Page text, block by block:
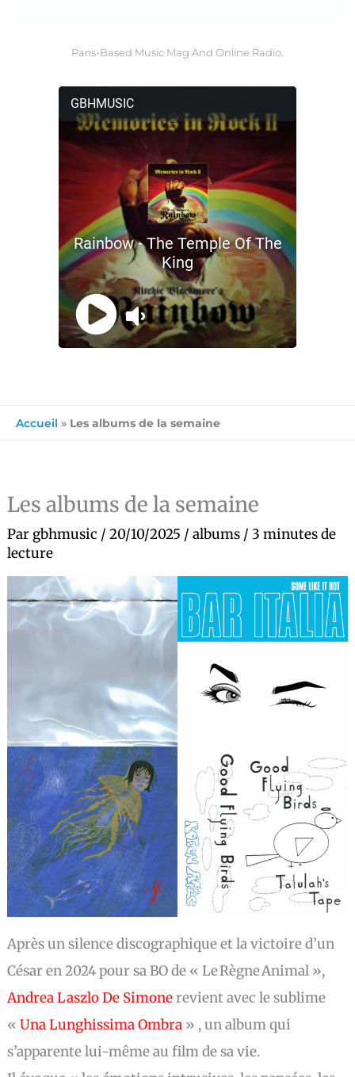
Paris-Based Music Mag And Online Radio.
Accueil » Les albums de la semaine
Les albums de la semaine
Par gbhmusic /20/10/2025 /albums /3 minutes de
lecture
Après un silence discographique et la victoire d’un
César en 2024 pour sa BO de « Le Règne Animal »,
Andrea Laszlo De Simonerevient avec le sublime
«Una Lunghissima Ombra » , un album qui
s’apparente lui-même au film de sa vie.